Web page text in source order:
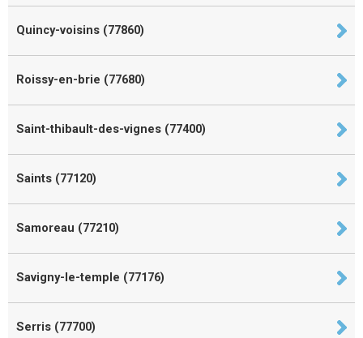
Quincy-voisins (77860)
Roissy-en-brie (77680)
Saint-thibault-des-vignes (77400)
Saints (77120)
Samoreau (77210)
Savigny-le-temple (77176)
Serris (77700)